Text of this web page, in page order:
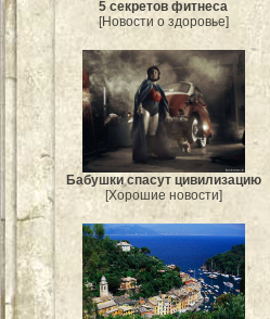
5 секретов фитнеса
[Новости о здоровье]
Бабушки спасут цивилизацию
[Хорошие новости]